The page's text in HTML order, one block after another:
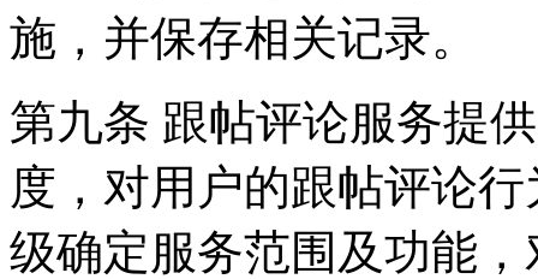
施，并保存相关记录。
第九条 跟帖评论服务提
度，对用户的跟帖评论
级确定服务范围及功能